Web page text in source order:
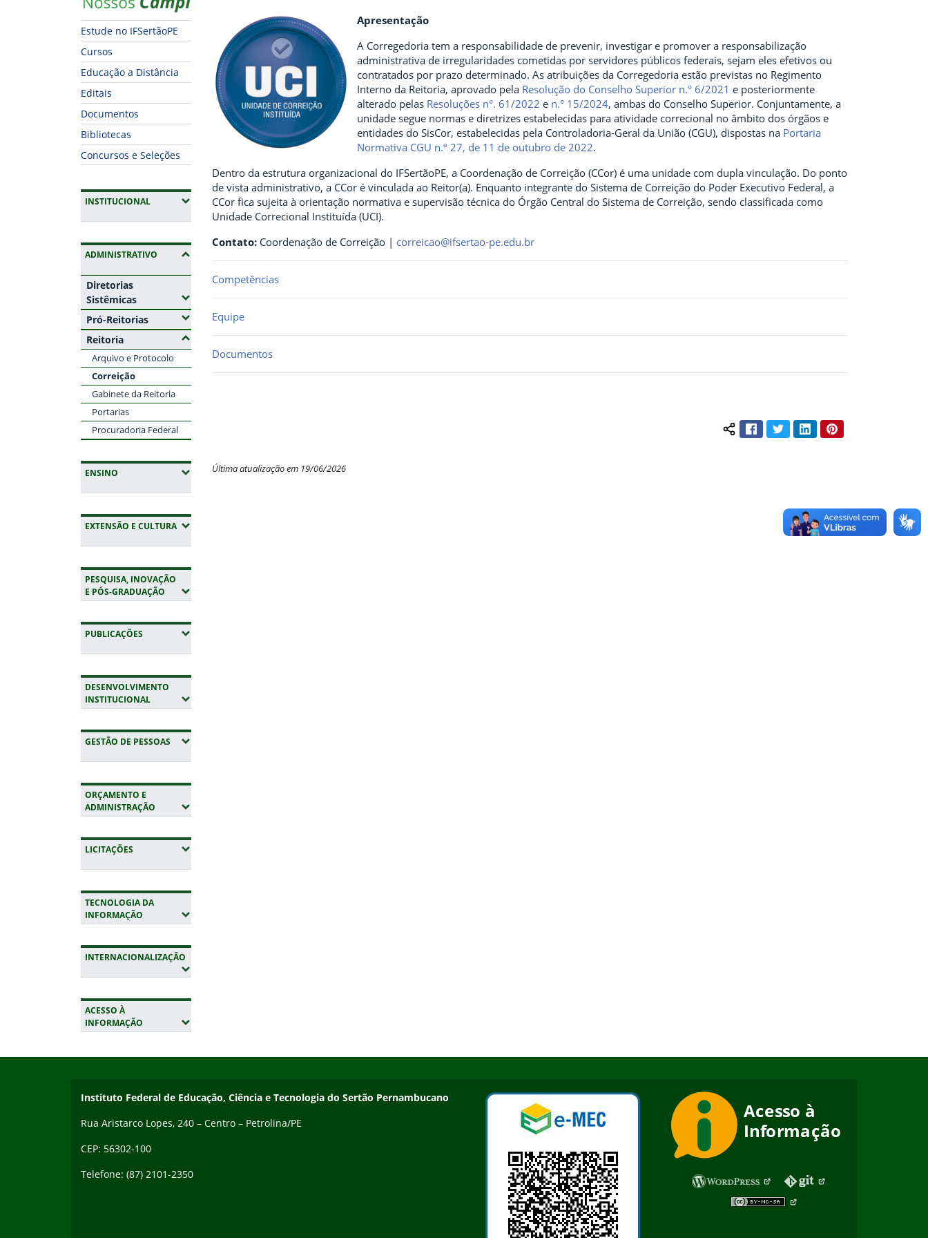
Estude no IFSertãoPE
Cursos
Educação a Distância
Editais
Documentos
Bibliotecas
Concursos e Seleções
INSTITUCIONAL(EXPANDIR SUBMENUS)
ADMINISTRATIVO (OCULTAR SUBMENUS)
Diretorias
Sistêmicas(Expandir submenus)
Pró-Reitorias(Expandir submenus)
Reitoria(Ocultar submenus)
Arquivo e Protocolo
Correição
Gabinete da Reitoria
Portarias
Procuradoria Federal
ENSINO (EXPANDIR SUBMENUS)
EXTENSÃO E CULTURA(EXPANDIR SUBMENUS)
PESQUISA, INOVAÇÃO
E PÓS-GRADUAÇÃO (EXPANDIR SUBMENUS)
PUBLICAÇÕES (EXPANDIR SUBMENUS)
DESENVOLVIMENTO
INSTITUCIONAL(EXPANDIR SUBMENUS)
GESTÃO DE PESSOAS (EXPANDIR SUBMENUS)
ORÇAMENTO E
ADMINISTRAÇÃO (EXPANDIR SUBMENUS)
LICITAÇÕES (EXPANDIR SUBMENUS)
TECNOLOGIA DA
INFORMAÇÃO (EXPANDIR SUBMENUS)
INTERNACIONALIZAÇÃO
ACESSO À
INFORMAÇÃO (EXPANDIR SUBMENUS)
Apresentação
A Corregedoria tem a responsabilidade de prevenir, investigar e promover a responsabilização
administrativa de irregularidades cometidas por servidores públicos federais, sejam eles efetivos ou
contratados por prazo determinado. As atribuições da Corregedoria estão previstas no Regimento
Interno da Reitoria, aprovado pela Resolução do Conselho Superior n.° 6/2021 e posteriormente
alterado pelas Resoluções n°. 61/2022 e n.° 15/2024, ambas do Conselho Superior. Conjuntamente, a
unidade segue normas e diretrizes estabelecidas para atividade correcional no âmbito dos órgãos e
entidades do SisCor, estabelecidas pela Controladoria-Geral da União (CGU), dispostas na Portaria
Normativa CGU n.º 27, de 11 de outubro de 2022.
Dentro da estrutura organizacional do IFSertãoPE, a Coordenação de Correição (CCor) é uma unidade com dupla vinculação. Do ponto
de vista administrativo, a CCor é vinculada ao Reitor(a). Enquanto integrante do Sistema de Correição do Poder Executivo Federal, a
CCor fica sujeita à orientação normativa e supervisão técnica do Órgão Central do Sistema de Correição, sendo classificada como
Unidade Correcional Instituída (UCI).
Contato: Coordenação de Correição | correicao@ifsertao-pe.edu.br
Competências
Equipe
Documentos
Compartilhar conteúdo:
FacebookTwitterLinkedInPinterest
Última atualização em 19/06/2026
Endereço
Instituto Federal de Educação, Ciência e Tecnologia do Sertão Pernambucano
Rua Aristarco Lopes, 240 – Centro – Petrolina/PE
CEP: 56302-100
Telefone: (87) 2101-2350